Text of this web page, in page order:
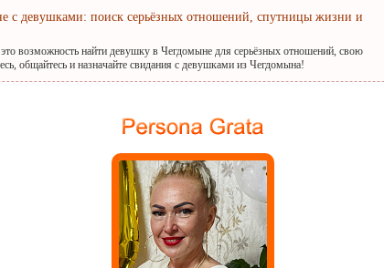
с девушками: поиск серьёзных отношений, спутницы жизни и
возможность найти девушку в Чегдомыне для серьёзных отношений, свою
общайтесь и назначайте свидания с девушками из Чегдомына!